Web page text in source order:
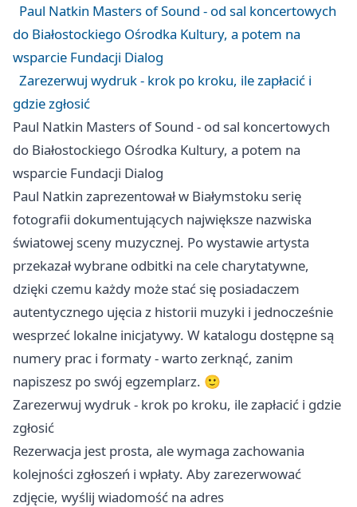
Paul Natkin Masters of Sound - od sal koncertowych
do Białostockiego Ośrodka Kultury, a potem na
wsparcie Fundacji Dialog
Zarezerwuj wydruk - krok po kroku, ile zapłacić i
gdzie zgłosić
Paul Natkin Masters of Sound - od sal koncertowych
do Białostockiego Ośrodka Kultury, a potem na
wsparcie Fundacji Dialog
Paul Natkin zaprezentował w Białymstoku serię
fotografii dokumentujących największe nazwiska
światowej sceny muzycznej. Po wystawie artysta
przekazał wybrane odbitki na cele charytatywne,
dzięki czemu każdy może stać się posiadaczem
autentycznego ujęcia z historii muzyki i jednocześnie
wesprzeć lokalne inicjatywy. W katalogu dostępne są
numery prac i formaty - warto zerknąć, zanim
napiszesz po swój egzemplarz. 🙂
Zarezerwuj wydruk - krok po kroku, ile zapłacić i gdzie
zgłosić
Rezerwacja jest prosta, ale wymaga zachowania
kolejności zgłoszeń i wpłaty. Aby zarezerwować
zdjęcie, wyślij wiadomość na adres